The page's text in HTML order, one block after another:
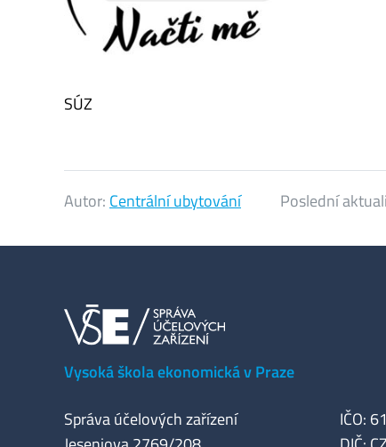
SÚZ
Autor: Centrální ubytování Poslední
Vysoká škola ekonomická v Praze
Správa účelových zařízení
IČO: